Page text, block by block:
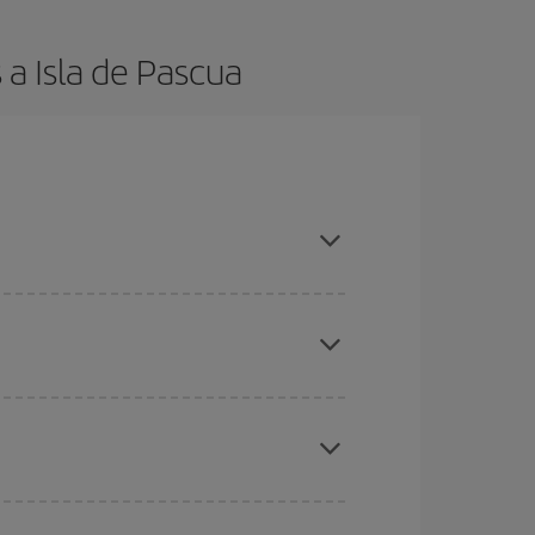
Isla de Pascua
el vuelo más barato.